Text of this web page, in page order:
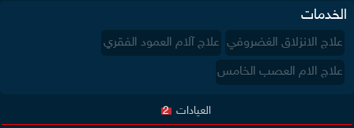
الخدمات
علاج الانزلاق الغضروفي علاج آلام العمود الفقري
علاج الام العصب الخامس
العيادات 2